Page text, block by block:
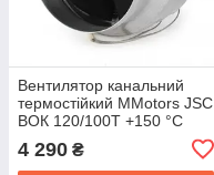
Вентилятор канальний
термостійкий MMotors JSC
ВОК 120/100Т +150 °C
4 290 ₴